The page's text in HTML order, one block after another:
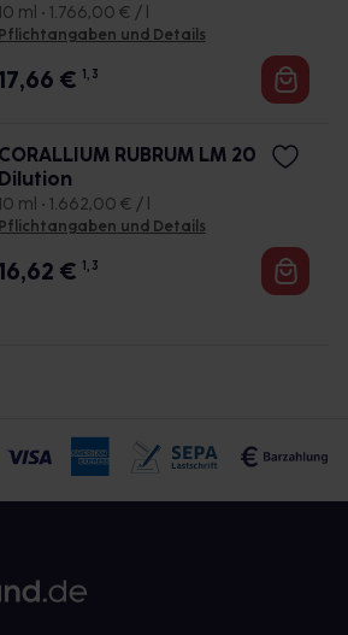
ml • 1.766,00 € / l
Pflichtangaben und Details
€ 1, 3
CORALLIUM RUBRUM LM 20
Dilution
ml • 1.662,00 € / l
Pflichtangaben und Details
€ 1, 3